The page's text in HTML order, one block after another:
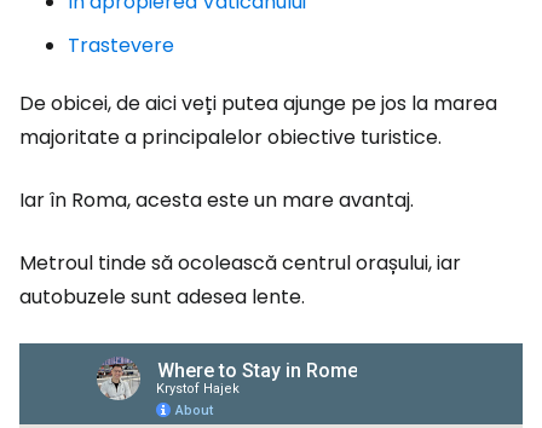
Trastevere
De obicei, de aici veți putea ajunge pe jos la marea
majoritate a principalelor obiective turistice.
Iar în Roma, acesta este un mare avantaj.
Metroul tinde să ocolească centrul orașului, iar
autobuzele sunt adesea lente.